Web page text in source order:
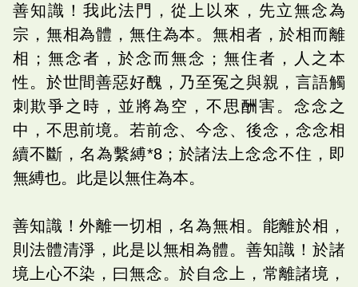
善知識！我此法門，從上以來，先立無念為
宗，無相為體，無住為本。無相者，於相而離
相；無念者，於念而無念；無住者，人之本
性。於世間善惡好醜，乃至冤之與親，言語觸
刺欺爭之時，並將為空，不思酬害。念念之
中，不思前境。若前念、今念、後念，念念相
續不斷，名為繫縛*8；於諸法上念念不住，即
無縛也。此是以無住為本。
善知識！外離一切相，名為無相。能離於相，
則法體清淨，此是以無相為體。善知識！於諸
境上心不染，曰無念。於自念上，常離諸境，